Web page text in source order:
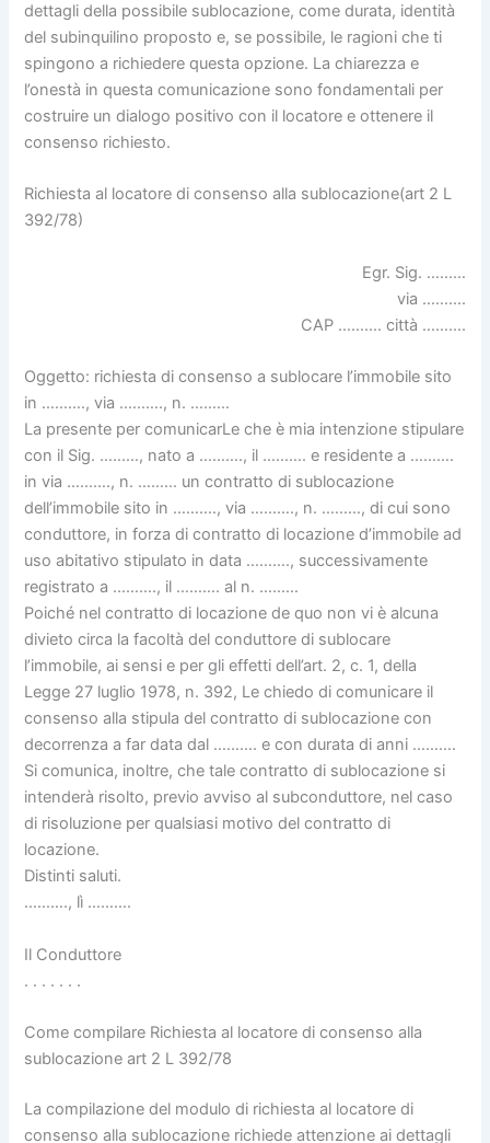
dettagli della possibile sublocazione, come durata, identità
del subinquilino proposto e, se possibile, le ragioni che ti
spingono a richiedere questa opzione. La chiarezza e
l’onestà in questa comunicazione sono fondamentali per
costruire un dialogo positivo con il locatore e ottenere il
consenso richiesto.
Richiesta al locatore di consenso alla sublocazione(art 2 L
392/78)
Egr. Sig. ………
via ……….
CAP ………. città ……….
Oggetto: richiesta di consenso a sublocare l’immobile sito
in ………., via ………., n. ………
La presente per comunicarLe che è mia intenzione stipulare
con il Sig. ………, nato a ………., il ………. e residente a ……….
in via ………., n. ……… un contratto di sublocazione
dell’immobile sito in ………., via ………., n. ………, di cui sono
conduttore, in forza di contratto di locazione d’immobile ad
uso abitativo stipulato in data ………., successivamente
registrato a ………., il ………. al n. ………
Poiché nel contratto di locazione de quo non vi è alcuna
divieto circa la facoltà del conduttore di sublocare
l’immobile, ai sensi e per gli effetti dell’art. 2, c. 1, della
Legge 27 luglio 1978, n. 392, Le chiedo di comunicare il
consenso alla stipula del contratto di sublocazione con
decorrenza a far data dal ………. e con durata di anni ……….
Si comunica, inoltre, che tale contratto di sublocazione si
intenderà risolto, previo avviso al subconduttore, nel caso
di risoluzione per qualsiasi motivo del contratto di
locazione.
Distinti saluti.
………., lì ……….
Il Conduttore
. . . . . . .
Come compilare Richiesta al locatore di consenso alla
sublocazione art 2 L 392/78
La compilazione del modulo di richiesta al locatore di
consenso alla sublocazione richiede attenzione ai dettagli